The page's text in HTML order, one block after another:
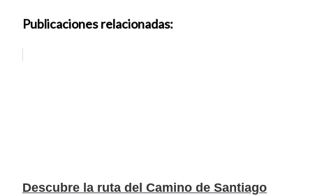
Publicaciones relacionadas:
Descubre la ruta del Camino de Santiago